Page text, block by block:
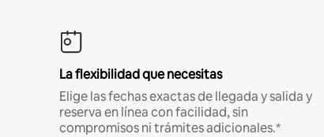
La flexibilidad que necesitas
Elige las fechas exactas de llegada y salida y
reserva en línea con facilidad, sin
compromisos ni trámites adicionales.*